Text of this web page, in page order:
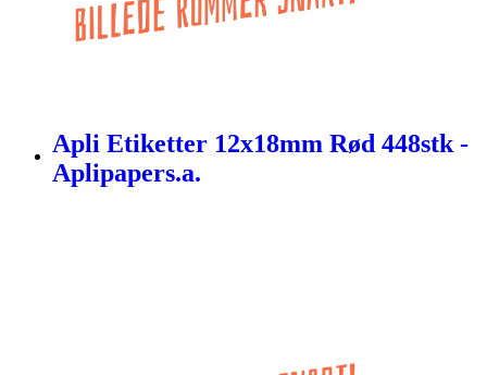
Apli Etiketter 12x18mm Rød 448stk -
Aplipapers.a.